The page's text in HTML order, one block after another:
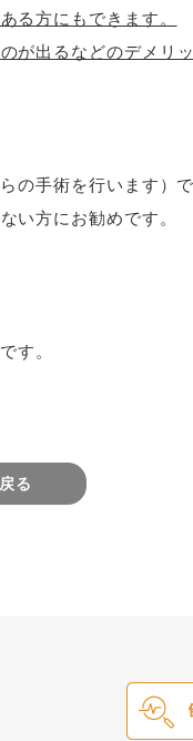
る方にもできます。
が出るなどのデメリ
の手術を行います）
い方にお勧めです。
す。
る